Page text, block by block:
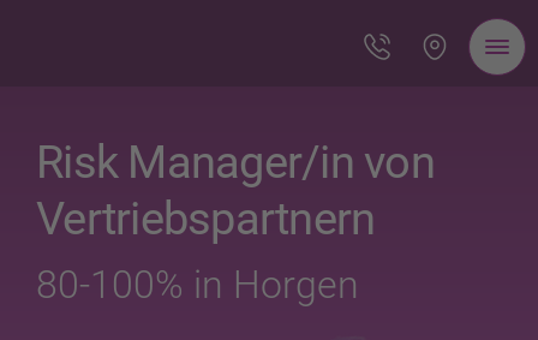
Risk Manager/in von
Vertriebspartnern
80-100% in Horgen